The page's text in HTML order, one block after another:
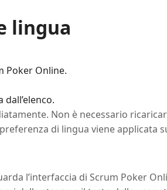
lingua
Poker Online.
Non è necessario
di lingua viene applicata
l’interfaccia di Scrum Poker